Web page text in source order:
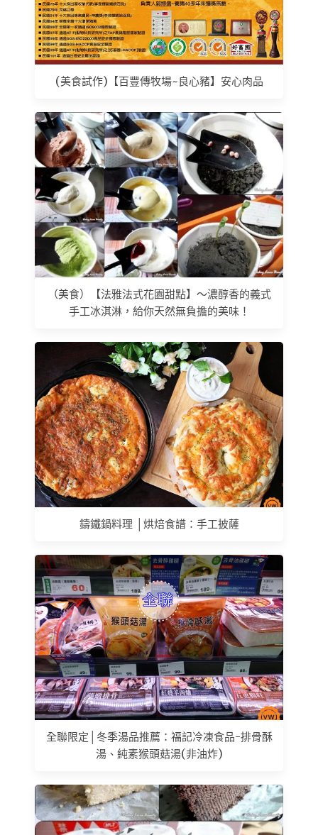
(美食試作)【百豐傳牧場~良心豬】安心肉品
（美食）【法雅法式花園甜點】～濃醇香的義式
手工冰淇淋，給你天然無負擔的美味！
鑄鐵鍋料理 │烘焙食譜：手工披薩
全聯限定│冬季湯品推薦：福記冷凍食品-排骨酥
湯、純素猴頭菇湯(非油炸)